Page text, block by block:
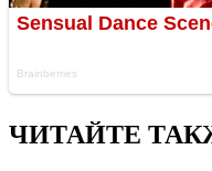
ЧИТАЙТЕ